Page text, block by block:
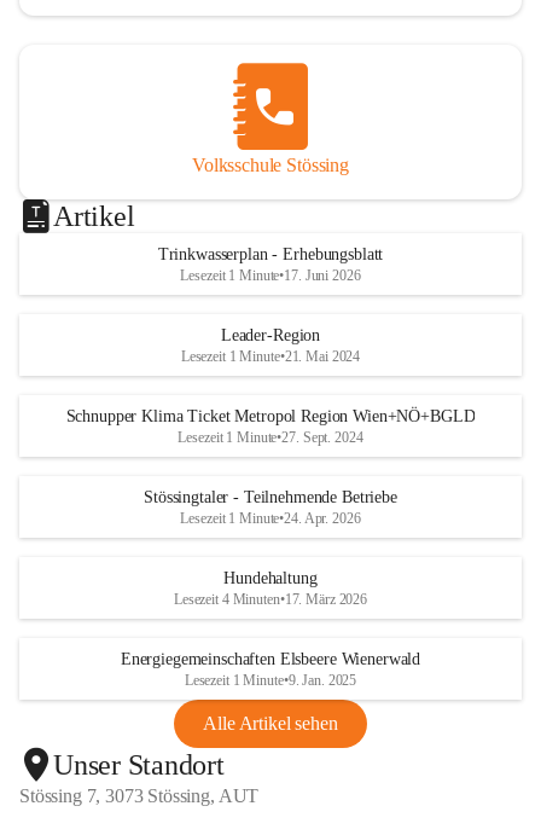
Volksschule Stössing
Artikel
Trinkwasserplan - Erhebungsblatt
Lesezeit 1 Minute•17. Juni 2026
Leader-Region
Lesezeit 1 Minute•21. Mai 2024
Schnupper Klima Ticket Metropol Region Wien+NÖ+BGLD
Lesezeit 1 Minute•27. Sept. 2024
Stössingtaler - Teilnehmende Betriebe
Lesezeit 1 Minute•24. Apr. 2026
Hundehaltung
Lesezeit 4 Minuten•17. März 2026
Energiegemeinschaften Elsbeere Wienerwald
Lesezeit 1 Minute•9. Jan. 2025
Alle Artikel sehen
Unser Standort
Stössing 7, 3073 Stössing, AUT